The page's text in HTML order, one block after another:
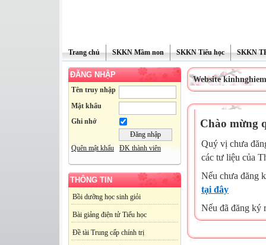
Trang chủ SKKN Mầm non SKKN Tiểu học SKKN
ĐĂNG NHẬP
Tên truy nhập
Mật khẩu
Ghi nhớ
Quên mật khẩu ĐK thành viên
THÔNG TIN
Bồi dưỡng học sinh giỏi
Bài giảng điện tử Tiểu học
Đề tài Trung cấp chính trị
Website
Chào mừng
Quý vị chưa
các tư liệu của
Nếu chưa đăng
tại đây
Nếu đã đăng ký